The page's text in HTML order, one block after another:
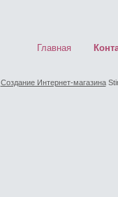
Главная
Создание Интернет-магазина